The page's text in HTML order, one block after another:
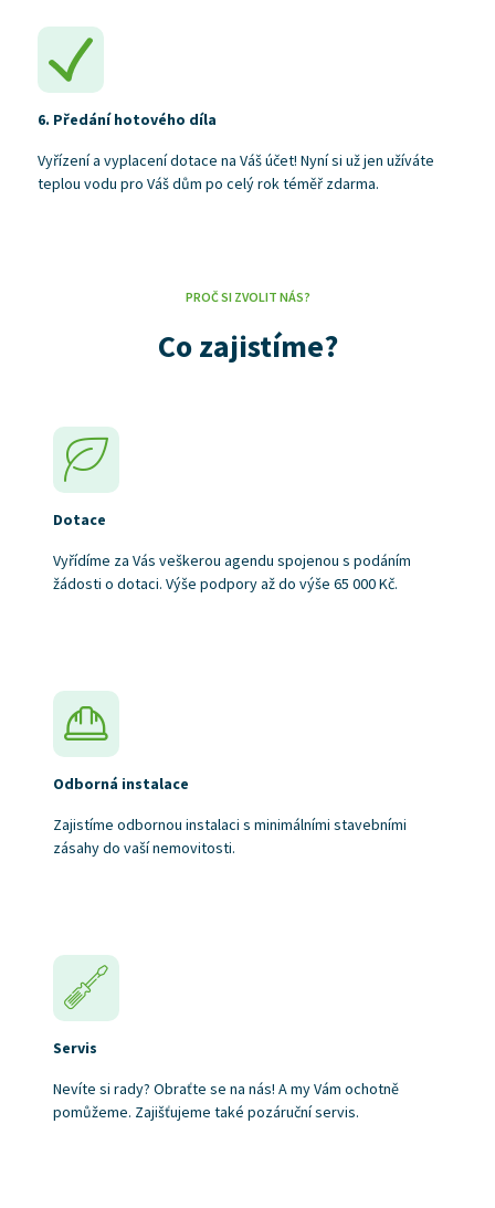
6. Předání hotového díla
Vyřízení a vyplacení dotace na Váš účet! Nyní si už jen užíváte
teplou vodu pro Váš dům po celý rok téměř zdarma.
PROČ SI ZVOLIT NÁS?
Co zajistíme?
Dotace
Vyřídíme za Vás veškerou agendu spojenou s podáním
žádosti o dotaci. Výše podpory až do výše 65 000 Kč.
Odborná instalace
Zajistíme odbornou instalaci s minimálními stavebními
zásahy do vaší nemovitosti.
Servis
Nevíte si rady? Obraťte se na nás! A my Vám ochotně
pomůžeme. Zajišťujeme také pozáruční servis.